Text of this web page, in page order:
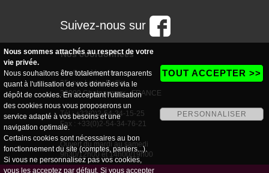
Suivez-nous sur
Nos coordonnées
boutique Vogaine
35, rue Ledru Rollin
36000 Chateauroux - FRANCE
Tél : +33(0)2-54-34-15-25
Fax : +33(0)2-54-34-76-21
Ouvert du mardi au samedi
9h30/12h00 et 14h00/19h00
Nous sommes attachés au respect de votre
vie privée.
Nous souhaitons être totalement transparents
quant à l'utilisation de vos données via le
dépôt de cookies. En acceptant l'utilisation
des cookies nous vous proposerons un
service adapté à vos besoins et une
navigation optimale.
Certains cookies sont nécessaires au bon
fonctionnement du site (comptes, paniers...).
Si vous ne personnalisez pas vos cookies,
vous les acceptez par défaut. Si vous accepter
TOUT ACCEPTER >>
PERSONNALISER